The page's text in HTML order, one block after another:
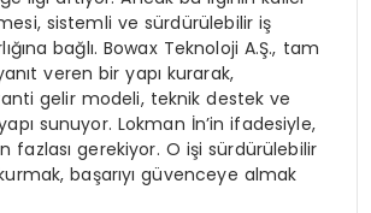
sistemli ve sürdürülebilir iş
bağlı. Bowax Teknoloji A.Ş., tam
veren bir yapı kurarak,
gelir modeli, teknik destek ve
sunuyor. Lokman İn’in ifadesiyle,
fazlası gerekiyor. O işi sürdürülebilir
başarıyı güvenceye almak